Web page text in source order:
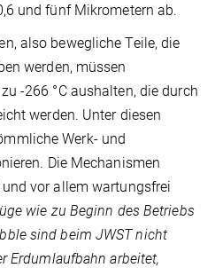
und fünf Mikrometern ab.
also bewegliche Teile, die
werden, müssen
-266 °C aushalten, die durch
werden. Unter diesen
Werk- und
Die Mechanismen
vor allem wartungsfrei
wie zu Beginn des Betriebs
sind beim JWST nicht
Erdumlaufbahn arbeitet,